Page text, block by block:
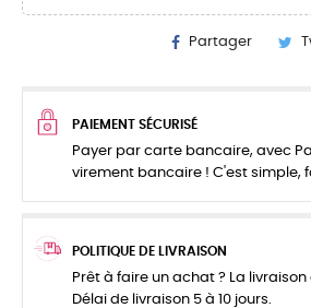
Partager
PAIEMENT SÉCURISÉ
Payer par carte bancaire, avec
virement bancaire ! C'est simple,
POLITIQUE DE LIVRAISON
Prêt à faire un achat ? La livraison
Délai de livraison 5 à 10 jours.